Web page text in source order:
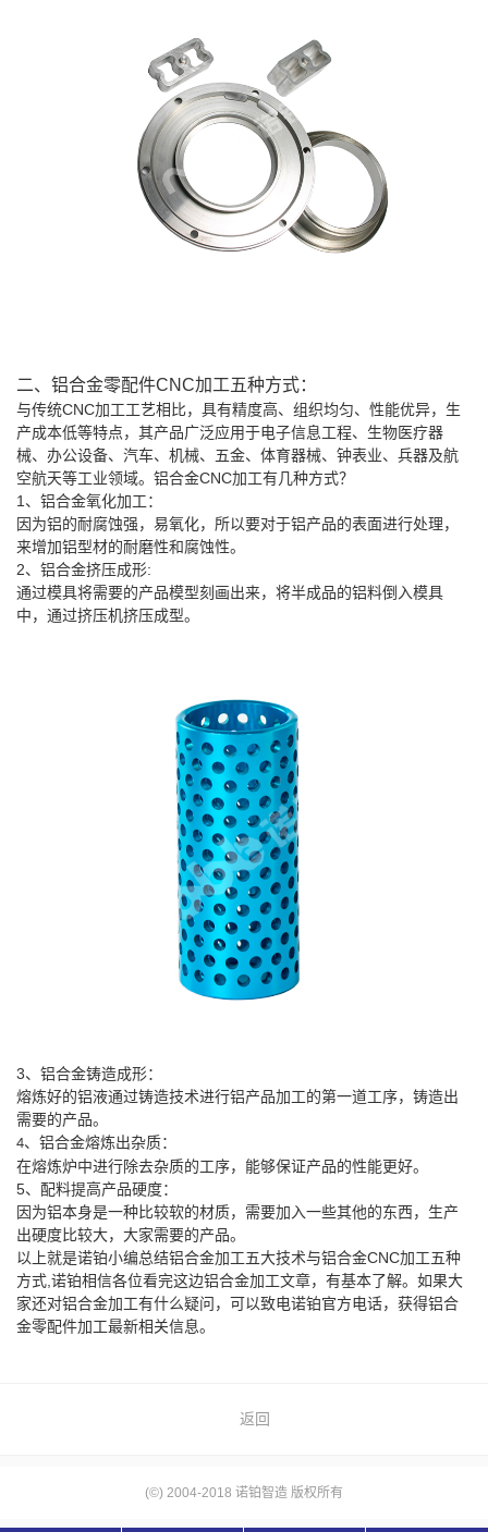
二、铝合金零配件CNC加工五种方式：
与传统CNC加工工艺相比，具有精度高、组织均匀、性能优异，生
产成本低等特点，其产品广泛应用于电子信息工程、生物医疗器
械、办公设备、汽车、机械、五金、体育器械、钟表业、兵器及航
空航天等工业领域。铝合金CNC加工有几种方式？
1 、铝合金氧化加工：
因为铝的耐腐蚀强，易氧化，所以要对于铝产品的表面进行处理，
来增加铝型材的耐磨性和腐蚀性。
2、铝合金挤压成形:
通过模具将需要的产品模型刻画出来，将半成品的铝料倒入模具
中，通过挤压机挤压成型。
3、铝合金铸造成形：
熔炼好的铝液通过铸造技术进行铝产品加工的第一道工序，铸造出
需要的产品。
4、 铝合金熔炼出杂质：
在熔炼炉中进行除去杂质的工序，能够保证产品的性能更好。
5、配料提高产品硬度：
因为铝本身是一种比较软的材质，需要加入一些其他的东西，生产
出硬度比较大，大家需要的产品。
以上就是诺铂小编总结铝合金加工五大技术与铝合金CNC加工五种
方式,诺铂相信各位看完这边铝合金加工文章，有基本了解。如果大
家还对铝合金加工有什么疑问，可以致电诺铂官方电话，获得铝合
金零配件加工最新相关信息。
返回
(©) 2004-2018 诺铂智造 版权所有